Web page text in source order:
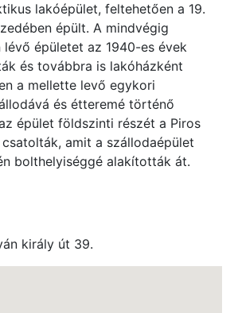
lakóépület, feltehetően a 19.
épült. A mindvégig
lévő épületet az 1940-es évek
és továbbra is lakóházként
a mellette levő egykori
és étteremé történő
épület földszinti részét a Piros
amit a szállodaépület
bolthelyiséggé alakították át.
király út 39.